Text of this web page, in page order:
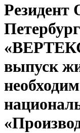
Резидент
выпуск